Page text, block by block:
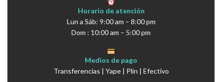
Horario de atención
Lun a Sáb: 9:00 am – 8:00 pm
Dom : 10:00 am – 5:00 pm
Medios de pago
Transferencias | Yape | Plin | Efectivo